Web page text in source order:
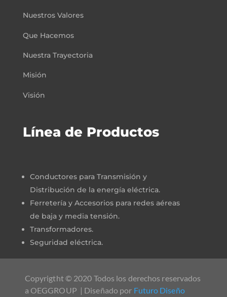
Nuestros Valores
Que Hacemos
Nuestra Trayectoria
Misión
Visión
Línea de Productos
Conductores para Transmisión y
Distribución de la energía eléctrica.
Ferretería y Accesorios para redes aéreas
de baja y media tensión.
Transformadores.
Seguridad eléctrica.
Copyrigtht © 2020 Todos los derechos reservados
a OEGGROUP | Diseñado por Futuro Diseño